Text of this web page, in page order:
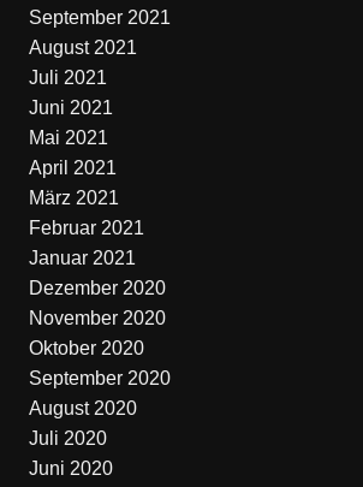
September 2021
August 2021
Juli 2021
Juni 2021
Mai 2021
April 2021
März 2021
Februar 2021
Januar 2021
Dezember 2020
November 2020
Oktober 2020
September 2020
August 2020
Juli 2020
Juni 2020